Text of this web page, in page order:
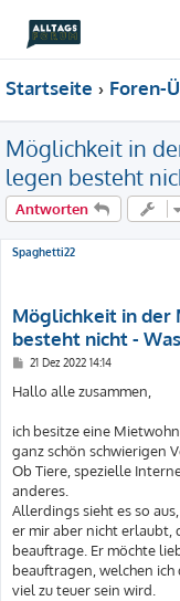
Startseite Foren-
Möglichkeit in
legen besteht
Antworten
Spaghetti22
Möglichkeit in der
besteht nicht -
B
i
t
a
g
21 Dez 2022 14:14
Hallo alle zusammen,
ich besitze eine
ganz schön schwierigen
Ob Tiere, spezielle
anderes.
Allerdings sieht es so
er mir aber nicht erlaubt,
beauftrage. Er möchte
beauftragen, welchen ich
viel zu teuer sein wird.